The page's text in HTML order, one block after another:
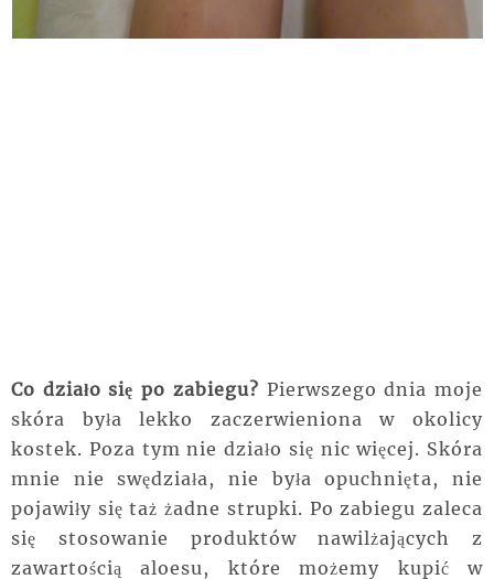
Co działo się po zabiegu? Pierwszego dnia moje
skóra była lekko zaczerwieniona w okolicy
kostek. Poza tym nie działo się nic więcej. Skóra
mnie nie swędziała, nie była opuchnięta, nie
pojawiły się taż żadne strupki. Po zabiegu zaleca
się stosowanie produktów nawilżających z
zawartością aloesu, które możemy kupić w